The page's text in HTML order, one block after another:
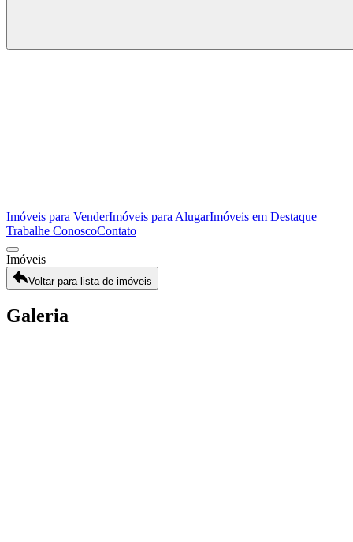
Imóveis para VenderImóveis para AlugarImóveis em Destaque
Trabalhe ConoscoContato
Imóveis
Voltar para lista de imóveis
Galeria